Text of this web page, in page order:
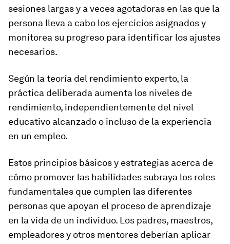
sesiones largas y a veces agotadoras en las que la
persona lleva a cabo los ejercicios asignados y
monitorea su progreso para identificar los ajustes
necesarios.
Según la teoría del rendimiento experto, la
práctica deliberada aumenta los niveles de
rendimiento, independientemente del nivel
educativo alcanzado o incluso de la experiencia
en un empleo.
Estos principios básicos y estrategias acerca de
cómo promover las habilidades subraya los roles
fundamentales que cumplen las diferentes
personas que apoyan el proceso de aprendizaje
en la vida de un individuo. Los padres, maestros,
empleadores y otros mentores deberían aplicar